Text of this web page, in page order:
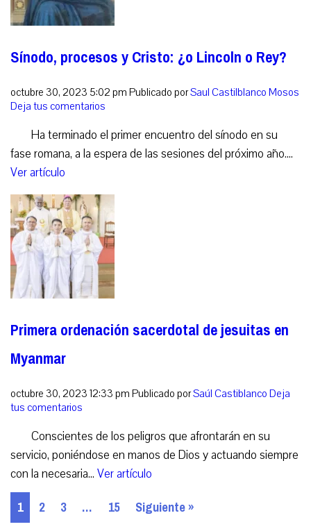
Sínodo, procesos y Cristo: ¿o Lincoln o Rey?
octubre 30, 2023 5:02 pm Publicado porSaul Castilblanco Mosos
Deja tus comentarios
Ha terminado el primer encuentro del sínodo en su
fase romana, a la espera de las sesiones del próximo año....
Ver artículo
Primera ordenación sacerdotal de jesuitas en
Myanmar
octubre 30, 2023 12:33 pm Publicado porSaúl Castiblanco Deja
tus comentarios
Conscientes de los peligros que afrontarán en su
servicio, poniéndose en manos de Dios y actuando siempre
con la necesaria... Ver artículo
1 2 3 … 15 Siguiente »